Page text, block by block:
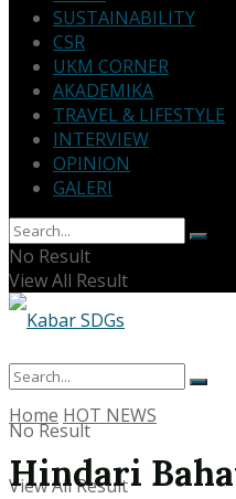
SUSTAINABILITY
CSR
UKM CORNER
AKADEMIKA
TRAVEL & LIFESTYLE
INTERVIEW
OPINION
GALERI
No Result
View All Result
No Result
View All Result
Home HOT NEWS
Hindari